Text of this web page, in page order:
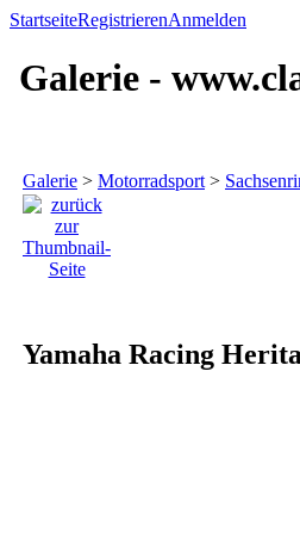
StartseiteRegistrierenAnmelden
Galerie -
Galerie > Motorradsport >
Yamaha Racing